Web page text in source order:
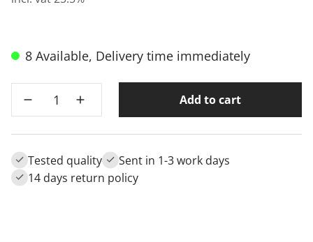
8 Available, Delivery time immediately
Add to cart
Tested quality
Sent in 1-3 work days
14 days return policy